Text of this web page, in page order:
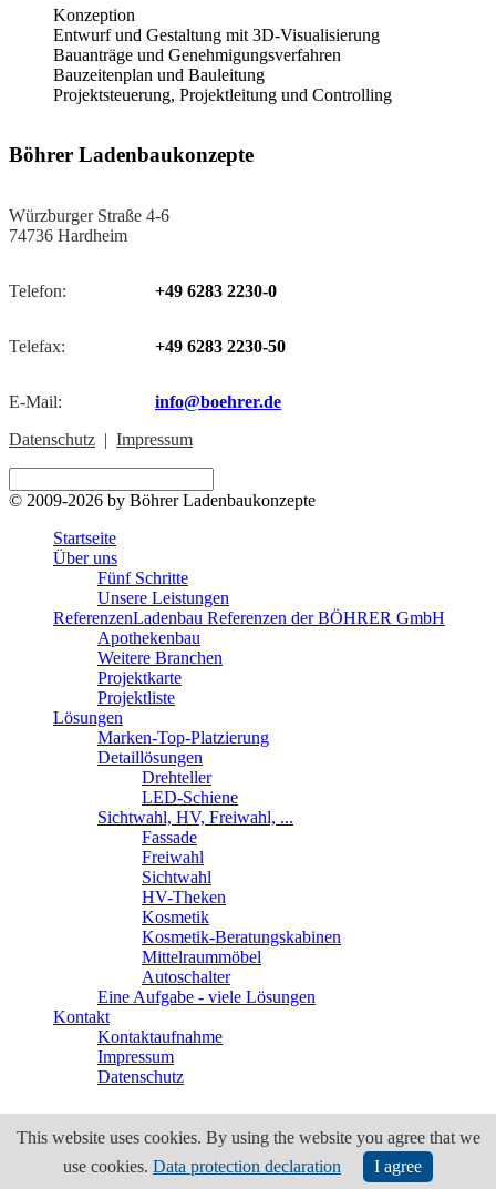
Konzeption
Entwurf und Gestaltung mit 3D-Visualisierung
Bauanträge und Genehmigungsverfahren
Bauzeitenplan und Bauleitung
Projektsteuerung, Projektleitung und Controlling
Böhrer Ladenbaukonzepte
Würzburger Straße 4-6
74736 Hardheim
Telefon: +49 6283 2230-0
Telefax: +49 6283 2230-50
E-Mail:
info@boehrer.de
Datenschutz | Impressum
© 2009-2026 by Böhrer Ladenbaukonzepte
Startseite
Über uns
Fünf Schritte
Unsere Leistungen
ReferenzenLadenbau Referenzen der BÖHRER GmbH
Apothekenbau
Weitere Branchen
Projektkarte
Projektliste
Lösungen
Marken-Top-Platzierung
Detaillösungen
Drehteller
LED-Schiene
Sichtwahl, HV, Freiwahl, ...
Fassade
Freiwahl
Sichtwahl
HV-Theken
Kosmetik
Kosmetik-Beratungskabinen
Mittelraummöbel
Autoschalter
Eine Aufgabe - viele Lösungen
Kontakt
Kontaktaufnahme
Impressum
Datenschutz
This website uses cookies. By using the website you agree that we
use cookies. Data protection declaration I agree